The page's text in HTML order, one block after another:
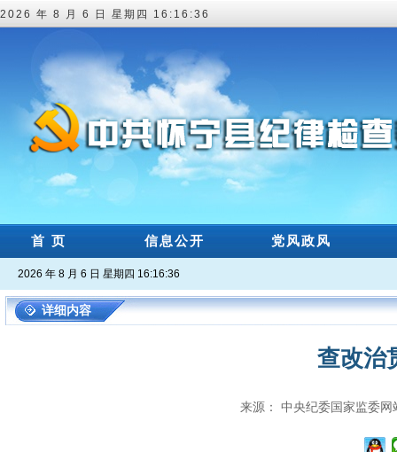
2026 年 8 月 6 日 星期四 16:16:36
首 页 信息公开 党风政风
2026 年 8 月 6 日 星期四 16:16:36
详细内容
查改治
来源： 中央纪委国家监委